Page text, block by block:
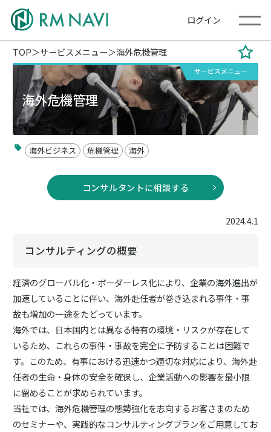
ログイン
TOP サービスメニュー 海外危機管理
サービスメニュー
海外危機管理
海外ビジネス 危機管理 海外
コンサルタントに相談する
2024.4.1
コンサルティングの概要
経済のグローバル化・ボーダーレス化により、企業の海外進出が
加速していることに伴い、海外赴任者が巻き込まれる事件・事
故も増加の一途をたどっています。
海外では、日本国内とは異なる特有の環境・リスクが存在して
いるため、これらの事件・事故を完全に予防することは困難で
す。このため、有事における迅速かつ適切な対応により、海外赴
任者の生命・身体の安全を確保し、企業活動への影響を最小限
に留めることが求められています。
当社では、海外危機管理の態勢強化を志向するお客さまのため
のセミナーや、実践的なコンサルティングプランをご用意してお